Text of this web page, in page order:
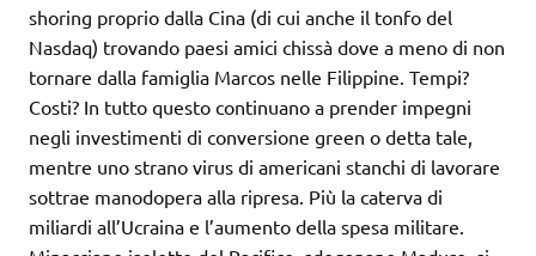
shoring proprio dalla Cina (di cui anche il tonfo del
Nasdaq) trovando paesi amici chissà dove a meno di non
tornare dalla famiglia Marcos nelle Filippine. Tempi?
Costi? In tutto questo continuano a prender impegni
negli investimenti di conversione green o detta tale,
mentre uno strano virus di americani stanchi di lavorare
sottrae manodopera alla ripresa. Più la caterva di
miliardi all’Ucraina e l’aumento della spesa militare.